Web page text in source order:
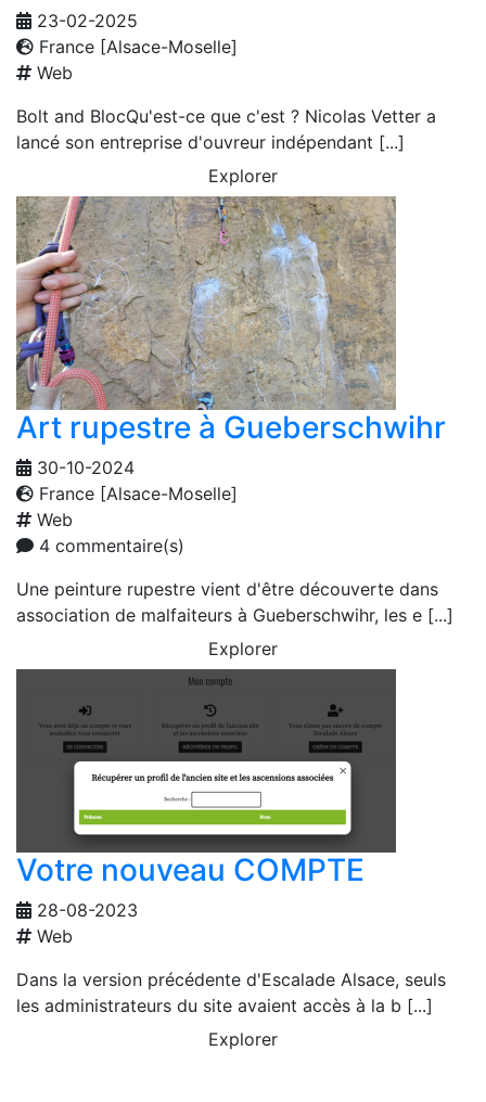
23-02-2025
France [Alsace-Moselle]
Web
Bolt and BlocQu'est-ce que c'est ? Nicolas Vetter a
lancé son entreprise d'ouvreur indépendant [...]
Explorer
Art rupestre à Gueberschwihr
30-10-2024
France [Alsace-Moselle]
Web
4 commentaire(s)
Une peinture rupestre vient d'être découverte dans
association de malfaiteurs à Gueberschwihr, les e [...]
Explorer
Votre nouveau COMPTE
28-08-2023
Web
Dans la version précédente d'Escalade Alsace, seuls
les administrateurs du site avaient accès à la b [...]
Explorer